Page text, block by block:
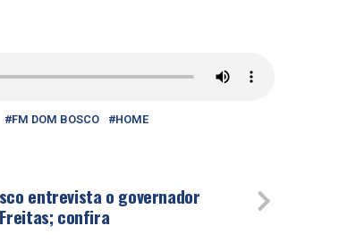
FM DOM BOSCO
HOME
entrevista o governador
confira